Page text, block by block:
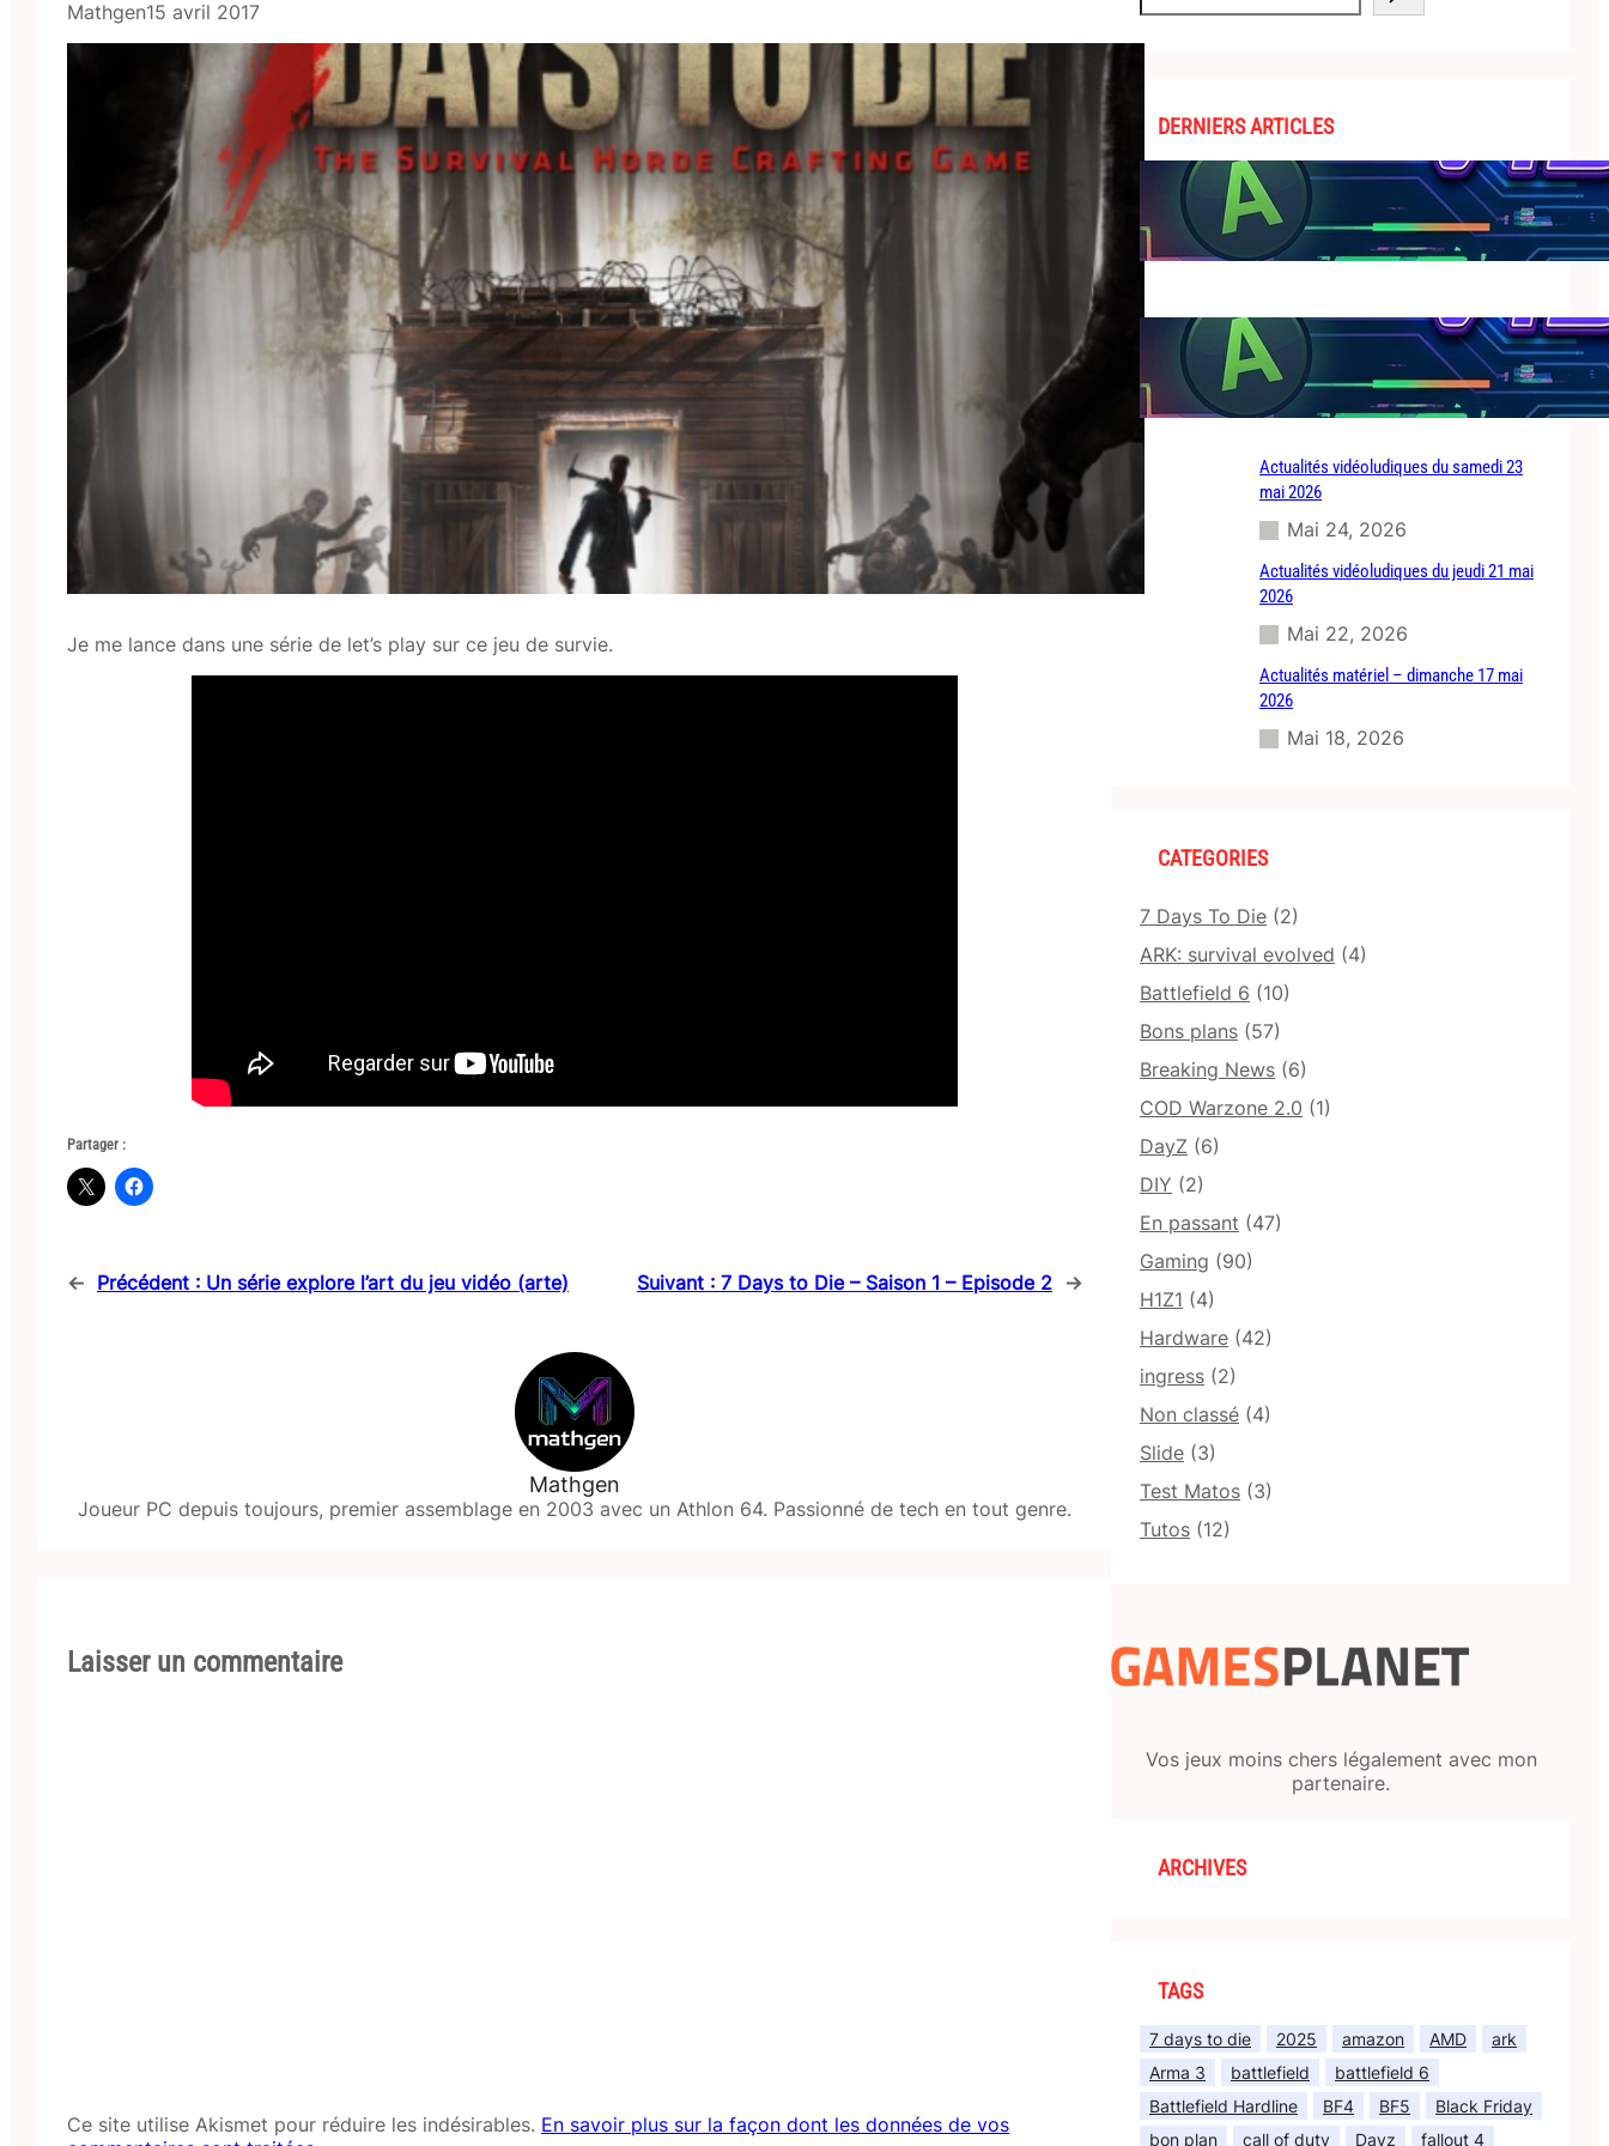
Mathgen15 avril 2017
Je me lance dans une série de let’s play sur ce jeu de survie.
Partager :
← Précédent : Un série explore l’art du jeu vidéo (arte) Suivant : 7 Days to Die – Saison 1 – Episode 2 →
Mathgen
Joueur PC depuis toujours, premier assemblage en 2003 avec un Athlon 64. Passionné de tech en tout genre.
Laisser un commentaire
Ce site utilise Akismet pour réduire les indésirables. En savoir plus sur la façon dont les données de vos
e
DERNIERS ARTICLES
Actualités vidéoludiques du dimanche 21
juin 2026
Juin 24, 2026
Actualités vidéoludiques du mardi 23 juin
2026
Juin 24, 2026
Actualités vidéoludiques du samedi 23
mai 2026
Mai 24, 2026
Actualités vidéoludiques du jeudi 21 mai
2026
Mai 22, 2026
Actualités matériel – dimanche 17 mai
2026
Mai 18, 2026
CATEGORIES
7 Days To Die (2)
ARK: survival evolved (4)
Battlefield 6 (10)
Bons plans (57)
Breaking News (6)
COD Warzone 2.0 (1)
DayZ (6)
DIY (2)
En passant (47)
Gaming (90)
H1Z1 (4)
Hardware (42)
ingress (2)
Non classé (4)
Slide (3)
Test Matos (3)
Tutos (12)
Vos jeux moins chers légalement avec mon
partenaire.
ARCHIVES
TAGS
7 days to die 2025 amazon AMD
ark
Arma 3
battlefield
battlefield 6
Battlefield Hardline
BF4 BF5
Black Friday
bon plan
call of duty Dayz
fallout 4